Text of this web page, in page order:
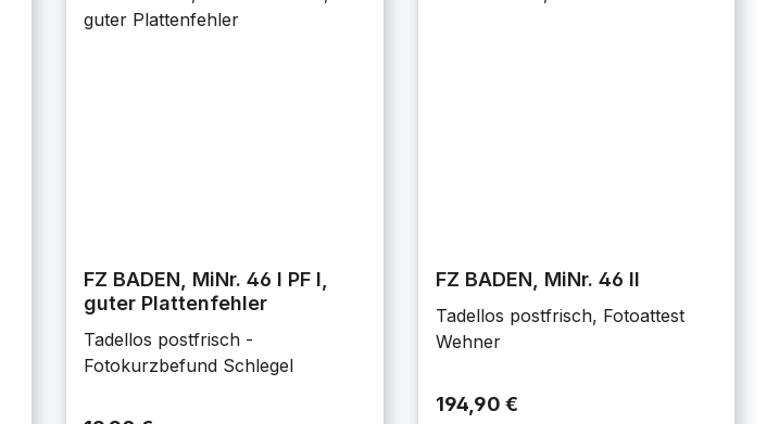
FZ BADEN, MiNr. 46 I PF I,
guter Plattenfehler
Tadellos postfrisch -
Fotokurzbefund Schlegel
FZ BADEN, MiNr. 46 II
Tadellos postfrisch, Fotoattest
Wehner
194,90 €